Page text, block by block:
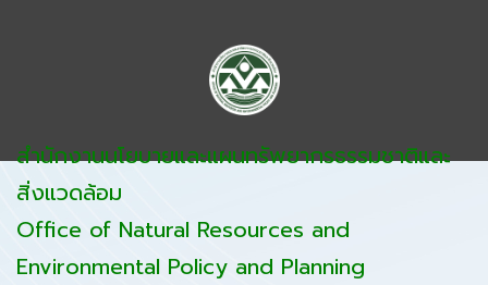
สำนักงานนโยบายและแผนทรัพยากรธรรมชาติและ
สิ่งแวดล้อม
Office of Natural Resources and
Environmental Policy and Planning